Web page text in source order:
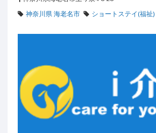
神奈川県 海老名市
ショートステイ(福祉)